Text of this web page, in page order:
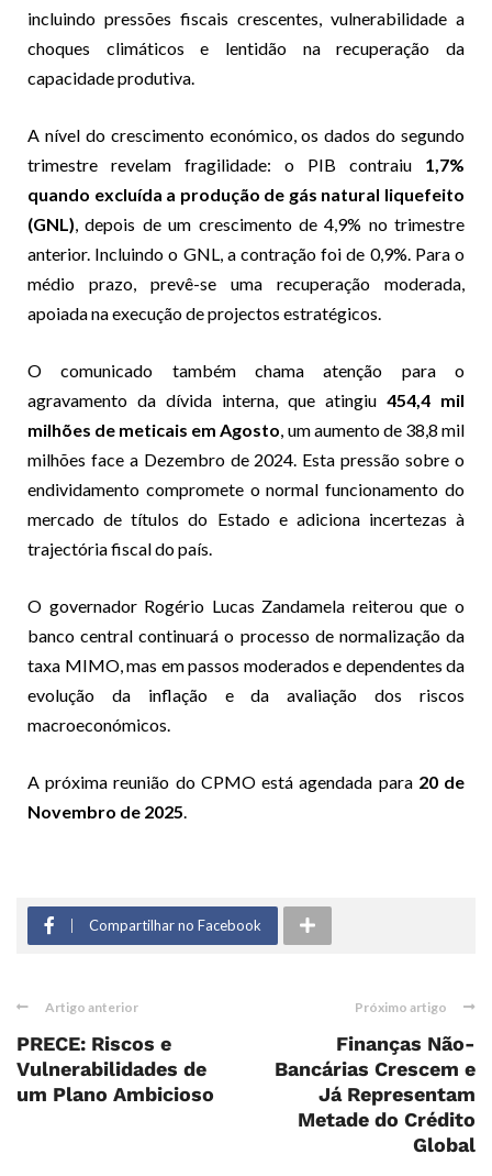
incluindo pressões fiscais crescentes, vulnerabilidade a
choques climáticos e lentidão na recuperação da
capacidade produtiva.
A nível do crescimento económico, os dados do segundo
trimestre revelam fragilidade: o PIB contraiu 1,7%
quando excluída a produção de gás natural liquefeito
(GNL), depois de um crescimento de 4,9% no trimestre
anterior. Incluindo o GNL, a contração foi de 0,9%. Para o
médio prazo, prevê-se uma recuperação moderada,
apoiada na execução de projectos estratégicos.
O comunicado também chama atenção para o
agravamento da dívida interna, que atingiu 454,4 mil
milhões de meticais em Agosto, um aumento de 38,8 mil
milhões face a Dezembro de 2024. Esta pressão sobre o
endividamento compromete o normal funcionamento do
mercado de títulos do Estado e adiciona incertezas à
trajectória fiscal do país.
O governador Rogério Lucas Zandamela reiterou que o
banco central continuará o processo de normalização da
taxa MIMO, mas em passos moderados e dependentes da
evolução da inflação e da avaliação dos riscos
macroeconómicos.
A próxima reunião do CPMO está agendada para 20 de
Novembro de 2025.
Compartilhar no Facebook
Artigo anterior
PRECE: Riscos e
Vulnerabilidades de
um Plano Ambicioso
Próximo artigo
Finanças Não-
Bancárias Crescem e
Já Representam
Metade do Crédito
Global